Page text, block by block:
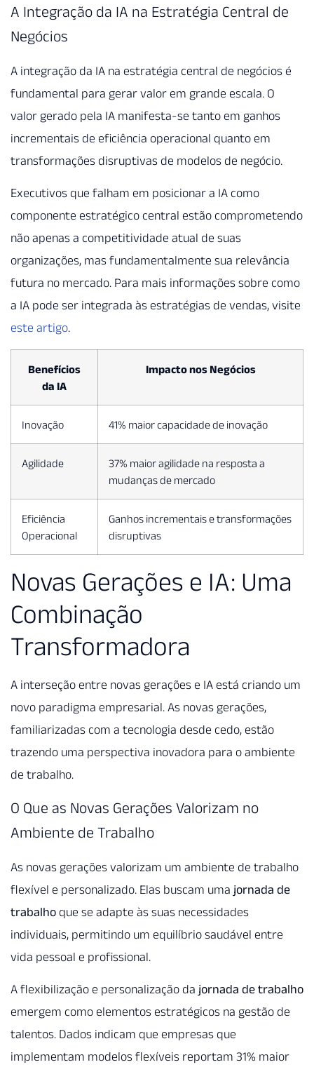
A Integração da IA na Estratégia Central de
Negócios
A integração da IA na estratégia central de negócios é
fundamental para gerar valor em grande escala. O
valor gerado pela IA manifesta-se tanto em ganhos
incrementais de eficiência operacional quanto em
transformações disruptivas de modelos de negócio.
Executivos que falham em posicionar a IA como
componente estratégico central estão comprometendo
não apenas a competitividade atual de suas
organizações, mas fundamentalmente sua relevância
futura no mercado. Para mais informações sobre como
a IA pode ser integrada às estratégias de vendas, visite
este artigo.
Benefícios
da IA
Impacto nos Negócios
Inovação 41% maior capacidade de inovação
Agilidade
37% maior agilidade na resposta a
mudanças de mercado
Eficiência
Operacional
Ganhos incrementais e transformações
disruptivas
Novas Gerações e IA: Uma
Combinação
Transformadora
A interseção entre novas gerações e IA está criando um
novo paradigma empresarial. As novas gerações,
familiarizadas com a tecnologia desde cedo, estão
trazendo uma perspectiva inovadora para o ambiente
de trabalho.
O Que as Novas Gerações Valorizam no
Ambiente de Trabalho
As novas gerações valorizam um ambiente de trabalho
flexível e personalizado. Elas buscam uma jornada de
trabalho que se adapte às suas necessidades
individuais, permitindo um equilíbrio saudável entre
vida pessoal e profissional.
A flexibilização e personalização da jornada de trabalho
emergem como elementos estratégicos na gestão de
talentos. Dados indicam que empresas que
implementam modelos flexíveis reportam 31% maior